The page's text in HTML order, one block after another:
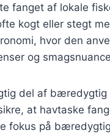
fanget af lokale
kogt eller stegt
hvor den
og
del af bæredygtig
at havtaske
fokus på